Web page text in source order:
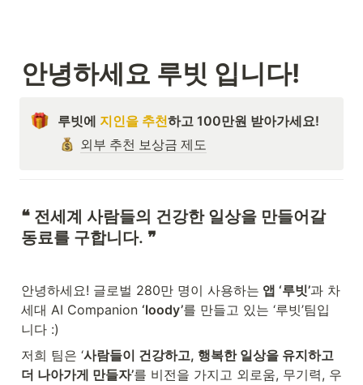
안녕하세요 루빗 입니다!
루빗에 지인을 추천하고 100만원 받아가세요!
외부 추천 보상금 제도
❝ 전세계 사람들의 건강한 일상을 만들어갈
동료를 구합니다. ❞
안녕하세요! 글로벌 280만 명이 사용하는 앱 ‘루빗’과 차
세대 AI Companion ‘loody’를 만들고 있는 ‘루빗’팀입
니다 :)
저희 팀은 ‘사람들이 건강하고, 행복한 일상을 유지하고
더 나아가게 만들자’를 비전을 가지고 외로움, 무기력, 우